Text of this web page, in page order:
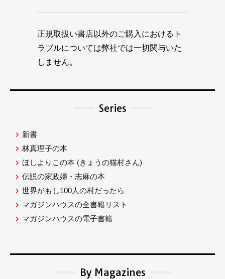
正規取扱い書店以外のご購入におけるト
ラブルについては弊社では一切関与いた
しません。
Series
新書
林真理子の本
ほしよりこの本 (きょうの猫村さん)
伝説の家政婦・志麻の本
世界がもし100人の村だったら
マガジンハウスの全書籍リスト
マガジンハウスの電子書籍
By Magazines